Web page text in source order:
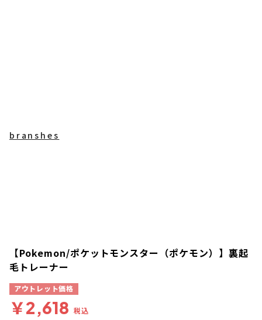
branshes
【Pokemon/ポケットモンスター（ポケモン）】裏起
毛トレーナー
アウトレット価格
￥2,618 税込